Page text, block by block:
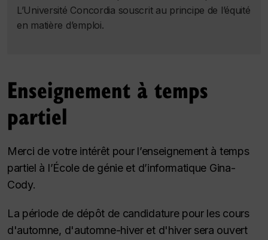
L’Université Concordia souscrit au principe de l’équité
en matière d’emploi.
Enseignement à temps
partiel
Merci de votre intérêt pour l’enseignement à temps
partiel à l’École de génie et d’informatique Gina-
Cody.
La période de dépôt de candidature pour les cours
d'automne, d'automne-hiver et d'hiver sera ouvert